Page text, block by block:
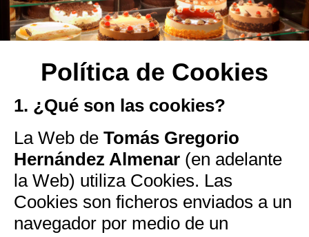
Política de Cookies
1. ¿Qué son las cookies?
La Web de Tomás Gregorio
Hernández Almenar (en adelante
la Web) utiliza Cookies. Las
Cookies son ficheros enviados a un
navegador por medio de un